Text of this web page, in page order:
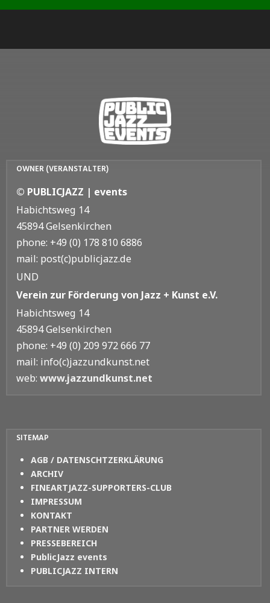
OWNER (VERANSTALTER)
© PUBLICJAZZ | events
Habichtsweg 14
45894 Gelsenkirchen
phone: +49 (0) 178 810 6886
mail: post(c)publicjazz.de
UND
Verein zur Förderung von Jazz + Kunst e.V.
Habichtsweg 14
45894 Gelsenkirchen
phone: +49 (0) 209 972 666 77
mail: info(c)jazzundkunst.net
web: www.jazzundkunst.net
SITEMAP
AGB / DATENSCHTZERKLÄRUNG
ARCHIV
FINEARTJAZZ-SUPPORTERS-CLUB
IMPRESSUM
KONTAKT
PARTNER WERDEN
PRESSEBEREICH
PublicJazz events
PUBLICJAZZ INTERN